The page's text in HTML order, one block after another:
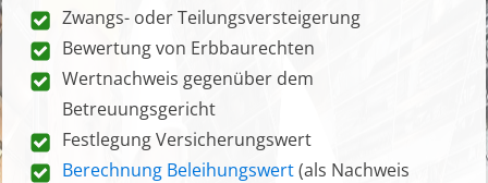
Zwangs- oder Teilungsversteigerung
Bewertung von Erbbaurechten
Wertnachweis gegenüber dem
Betreuungsgericht
Festlegung Versicherungswert
Berechnung Beleihungswert(als Nachweis